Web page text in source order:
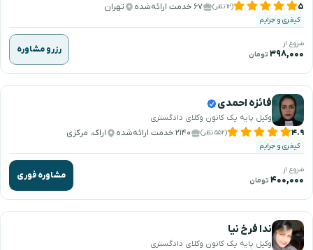
۵ (۱۲ نظر) ۶۷ خدمت ارائه‌شده تهران
کیفری و جرایم
شروع از
۳۹۸,۰۰۰ تومان رزرو مشاوره
فائزه احمدی
وکیل پایه یک کانون وکلای دادگستری
۴.۹ (۵۵۲ نظر) ۲۱۴۰ خدمت ارائه‌شده اراک، مرکزی
کیفری و جرایم
شروع از
۴۰۰,۰۰۰ تومان مشاوره فوری
ندا فرخ نیا
وکیل پایه یک کانون وکلای دادگستری